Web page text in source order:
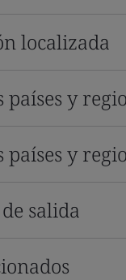
localizada
países y
países y
salida